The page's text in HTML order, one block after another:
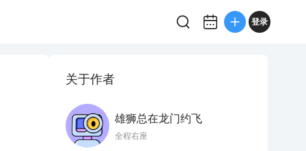
登录
关于作者
雄狮总在龙门约飞
全程右座